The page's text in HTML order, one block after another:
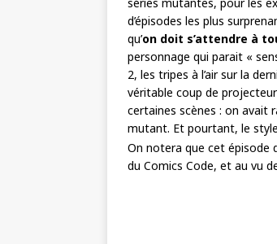
d’épisodes les plus
qu’on doit s’attendre à
personnage qui parait «
2, les tripes à l’air sur la
véritable coup de
certaines scènes : on avait
mutant. Et pourtant, le
On notera que cet épisode
du Comics Code, et au vu